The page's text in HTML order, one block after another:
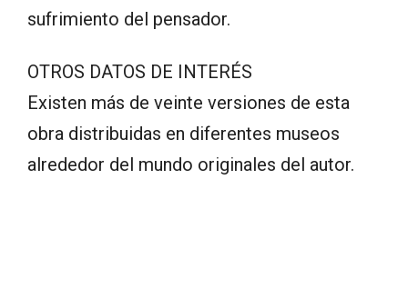
sufrimiento del pensador.
OTROS DATOS DE INTERÉS
Existen más de veinte versiones de esta
obra distribuidas en diferentes museos
alrededor del mundo originales del autor.